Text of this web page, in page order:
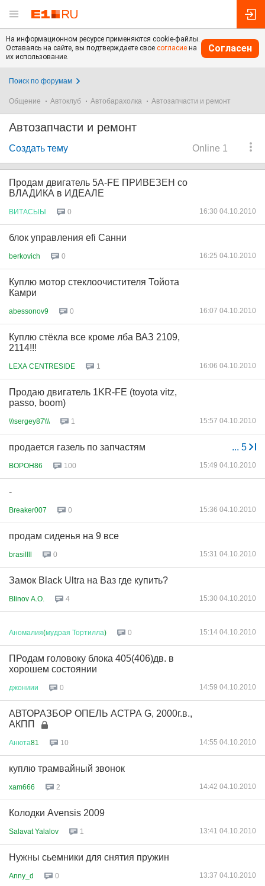
На информационном ресурсе применяются cookie-файлы.
Оставаясь на сайте, вы подтверждаете свое согласие на
их использование.
Согласен
Поиск по форумам
Общение Автоклуб Автобарахолка Автозапчасти и ремонт
Автозапчасти и ремонт
Online 1
Создать тему
Продам двигатель 5A-FE ПРИВЕЗЕН со
ВЛАДИКА в ИДЕАЛЕ
ВИТАСЫЫ 0 16:30 04.10.2010
блок управления efi Санни
berkovich 0 16:25 04.10.2010
Куплю мотор стеклоочистителя Тойота
Камри
abessonov9 0 16:07 04.10.2010
Куплю стёкла все кроме лба ВАЗ 2109,
2114!!!
LEXA CENTRESIDE 1 16:06 04.10.2010
Продаю двигатель 1KR-FE (toyota vitz,
passo, boom)
\\\sergey87\\\ 1 15:57 04.10.2010
... 5
продается газель по запчастям
BOPOH86 100 15:49 04.10.2010
-
Breaker007 0 15:36 04.10.2010
продам сиденья на 9 все
brasillll 0 15:31 04.10.2010
Замок Black Ultra на Ваз где купить?
Blinov A.O. 4 15:30 04.10.2010
Аномалия(мудрая Тортилла) 0 15:14 04.10.2010
ПРодам головоку блока 405(406)дв. в
хорошем состоянии
джониии 0 14:59 04.10.2010
АВТОРАЗБОР ОПЕЛЬ АСТРА G, 2000г.в.,
АКПП
Анюта81 10 14:55 04.10.2010
куплю трамвайный звонок
xam666 2 14:42 04.10.2010
Колодки Avensis 2009
Salavat Yalalov 1 13:41 04.10.2010
Нужны сьемники для снятия пружин
Anny_d 0 13:37 04.10.2010